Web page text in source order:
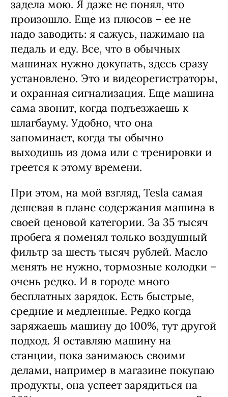
задела мою. Я даже не понял, что
произошло. Еще из плюсов – ее не
надо заводить: я сажусь, нажимаю на
педаль и еду. Все, что в обычных
машинах нужно докупать, здесь сразу
установлено. Это и видеорегистраторы,
и охранная сигнализация. Еще машина
сама звонит, когда подъезжаешь к
шлагбауму. Удобно, что она
запоминает, когда ты обычно
выходишь из дома или с тренировки и
греется к этому времени.
При этом, на мой взгляд, Tesla самая
дешевая в плане содержания машина в
своей ценовой категории. За 35 тысяч
пробега я поменял только воздушный
фильтр за шесть тысяч рублей. Масло
менять не нужно, тормозные колодки –
очень редко. И в городе много
бесплатных зарядок. Есть быстрые,
средние и медленные. Редко когда
заряжаешь машину до 100%, тут другой
подход. Я оставляю машину на
станции, пока занимаюсь своими
делами, например в магазине покупаю
продукты, она успеет зарядиться на